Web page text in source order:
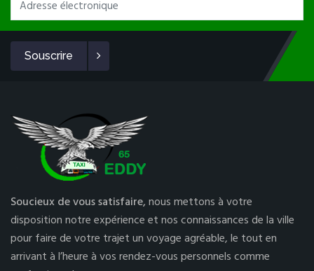
Souscrire
Soucieux de vous satisfaire,nous mettons à votre
disposition notre expérience et nos connaissances de la ville
pour faire de votre trajet un voyage agréable, le tout en
arrivant à l’heure à vos rendez-vous personnels comme